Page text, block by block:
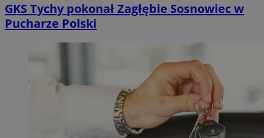
GKS Tychy pokonał Zagłębie Sosnowiec w
Pucharze Polski